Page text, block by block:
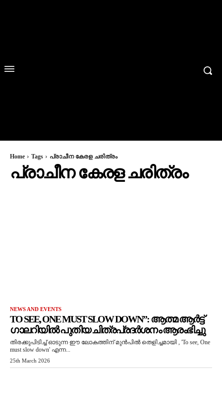
Home Tags പ്രാചീന കേരള ചരിത്രം
പ്രാചീന കേരള ചരിത്രം
NEWS AND EVENTS
TO SEE, ONE MUST SLOW DOWN”: ആത്മ ആർട്ട്
ഗാലറിയിൽ പുതിയ ചിത്രപ്രദർശനം ആരംഭിച്ചു
തിരക്കുപിടിച്ച് ഓടുന്ന ഈ ലോകത്തിന് മുൻപിൽ തെളിച്ചമായി , 'To see, One
must slow down' എന്ന...
25th March 2026